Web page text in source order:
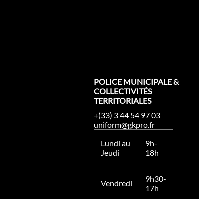
POLICE MUNICIPALE &
COLLECTIVITÉS
TERRITORIALES
+(33) 3 44 54 97 03
uniform@gkpro.fr
Lundi au
Jeudi
9h-
18h
Vendredi
9h30-
17h